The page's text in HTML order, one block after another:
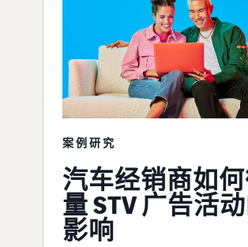
案例研究
汽车经销商如
量 STV 广告活
影响